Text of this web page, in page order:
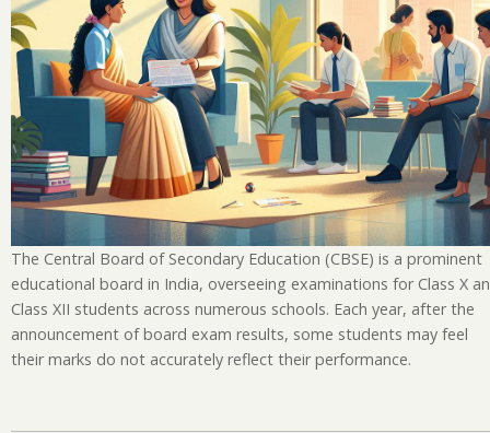
The Central Board of Secondary Education (CBSE) is a prominent
educational board in India, overseeing examinations for Class X
Class XII students across numerous schools. Each year, after the
announcement of board exam results, some students may feel
their marks do not accurately reflect their performance.